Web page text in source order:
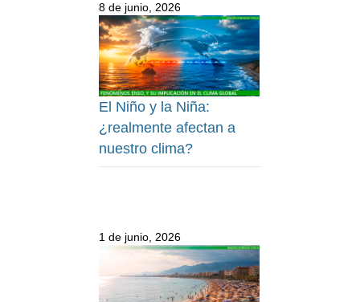
8 de junio, 2026
El Niño y la Niña:
¿realmente afectan a
nuestro clima?
1 de junio, 2026